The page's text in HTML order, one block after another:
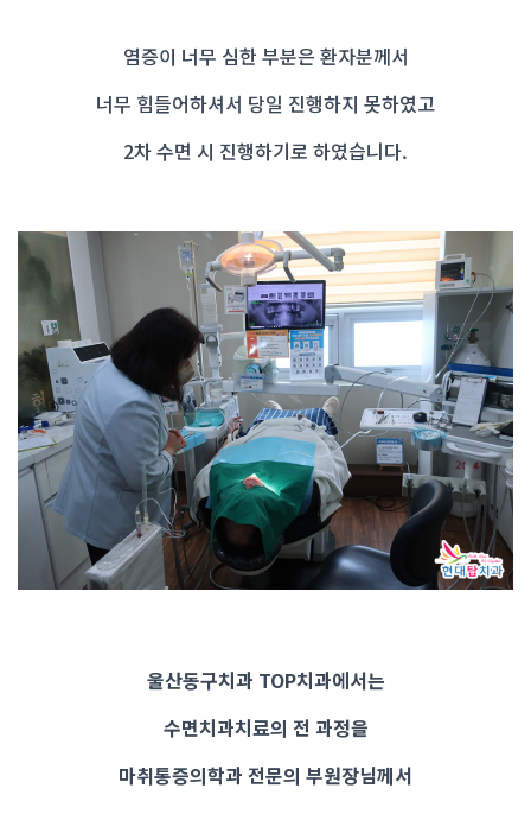
염증이 너무 심한 부분은 환자분께서
너무 힘들어하셔서 당일 진행하지 못하였고
2차 수면 시 진행하기로 하였습니다.
울산동구치과 TOP치과에서는
수면치과치료의 전 과정을
마취통증의학과 전문의 부원장님께서